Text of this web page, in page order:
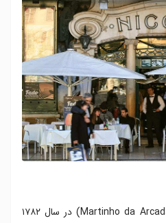
کافه‌ی مشهور مارتینو دارکادا (Martinho da Arcada) در سال ۱۷۸۲